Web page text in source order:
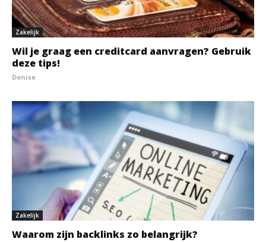
Zakelijk
Wil je graag een creditcard aanvragen? Gebruik
deze tips!
Denise
Zakelijk
Waarom zijn backlinks zo belangrijk?